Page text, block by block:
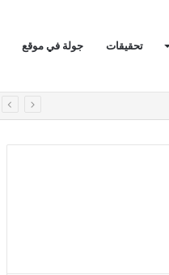
تحقيقات جولة في موقع